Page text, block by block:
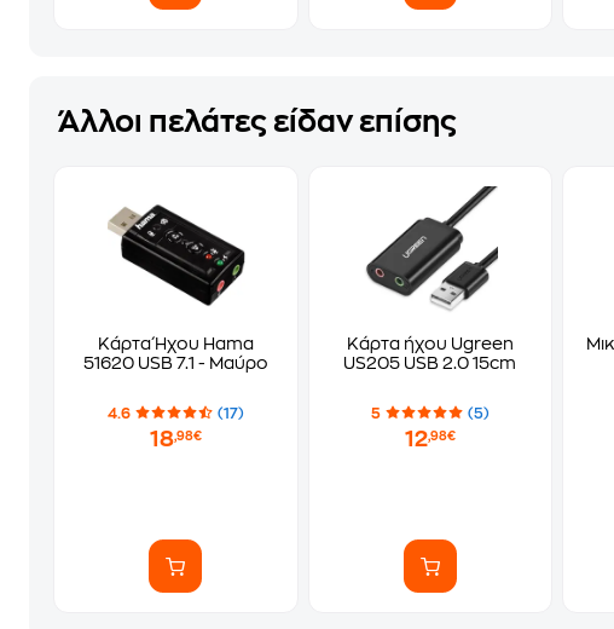
Άλλοι πελάτες είδαν επίσης
Κάρτα Ήχου Hama
51620 USB 7.1 - Μαύρο
4.6 (17)
18,98€
Κάρτα ήχου Ugreen
US205 USB 2.0 15cm
5 (5)
12,98€